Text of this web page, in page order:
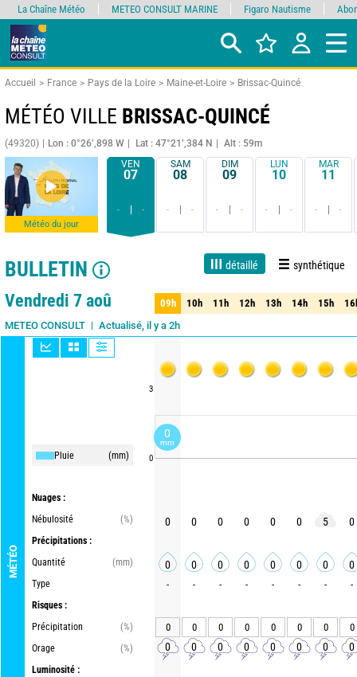
Accueil France Pays de la Loire Maine-et-Loire Brissac-Quincé
MÉTÉO VILLE BRISSAC-QUINCÉ
(49320) Lon : 0°26’,898 W Lat : 47°21’,384 N Alt : 59m
Météo du jour
VEN
07
- -
SAM
08
- -
DIM
09
- -
LUN
10
- -
MAR
11
- -
BULLETIN détaillé synthétique
Live 1 jour 3 jours 15 jours Fiabilité 80%
Vendredi 7 aoû
METEO CONSULT Actualisé, il y a 2h
MÉTÉO
Pluie (mm)
Nuages :
Nébulosité
(%)
Précipitations :
Quantité
(mm)
Type
Risques :
Précipitation
(%)
Orage
(%)
Luminosité :
3
0
09h 10h 11h 12h 13h 14h 15h
09h 10h 11h 12h 13h 14h 15h
0 0 0 0 0 0 5 0
0 0 0 0 0 0 0 0
- - - - - - - -
0 0 0 0 0 0 0 0
0 0 0 0 0 0 0 0
La Chaîne Météo METEO CONSULT MARINE Figaro Nautisme
0
mm